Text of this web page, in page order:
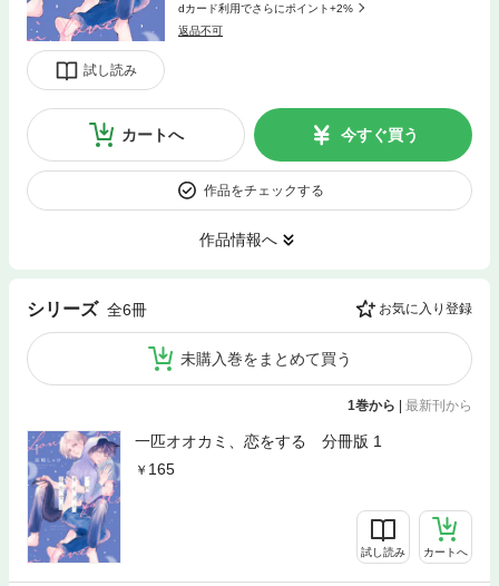
試し読み
dカード利用でさらにポイント+2%
返品不可
カートへ 今すぐ買う
作品をチェックする
作品情報へ
シリーズ 全6冊 お気に入り登録
未購入巻をまとめて買う
1巻から | 最新刊から
一匹オオカミ、恋をする 分冊版 1
165
試し読み カートへ